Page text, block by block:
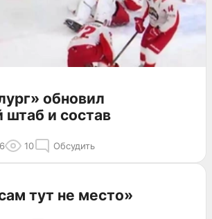
обновил
штаб и состав
10 Обсудить
тут не место»